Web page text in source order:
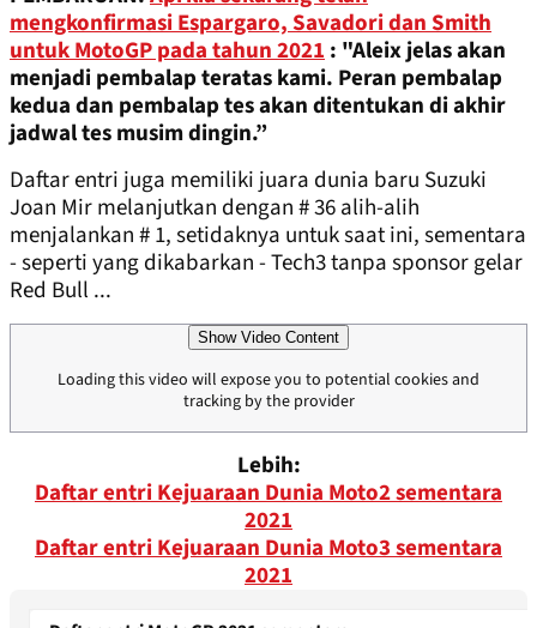
mengkonfirmasi Espargaro, Savadori dan Smith
untuk MotoGP pada tahun 2021: "Aleix jelas akan
menjadi pembalap teratas kami. Peran pembalap
kedua dan pembalap tes akan ditentukan di akhir
jadwal tes musim dingin.”
Daftar entri juga memiliki juara dunia baru Suzuki
Joan Mir melanjutkan dengan # 36 alih-alih
menjalankan # 1, setidaknya untuk saat ini, sementara
- seperti yang dikabarkan - Tech3 tanpa sponsor gelar
Red Bull ...
Show Video Content
Loading this video will expose you to potential cookies and
tracking by the provider
Lebih:
Daftar entri Kejuaraan Dunia Moto2 sementara
2021
Daftar entri Kejuaraan Dunia Moto3 sementara
2021